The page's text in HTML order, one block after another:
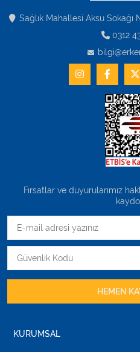
Sağlık Mahallesi Aksu
0312
Fırsatlar ve duyurularımız
HEMEN
KURUMSAL